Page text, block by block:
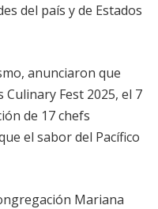
del país y de Estados
anunciaron que
Fest 2025, el 7
de 17 chefs
el sabor del Pacífico
Mariana